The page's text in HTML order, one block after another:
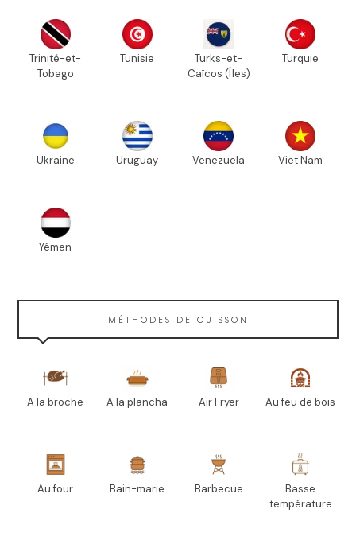
Trinité-et-
Tobago
Tunisie
Turks-et-
Caïcos (Îles)
Turquie
Ukraine Uruguay Venezuela Viet Nam
Yémen
MÉTHODES DE CUISSON
A la broche A la plancha Air Fryer Au feu de bois
Au four Bain-marie Barbecue
Basse
température